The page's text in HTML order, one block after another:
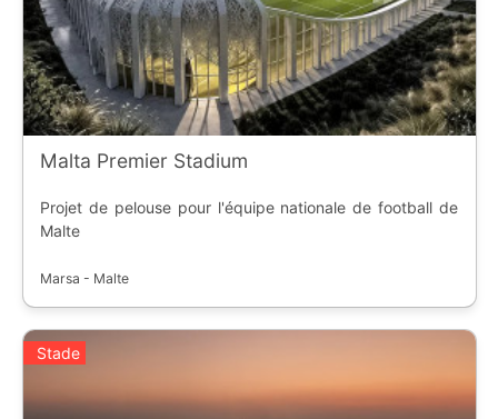
Malta Premier Stadium
Projet de pelouse pour l'équipe nationale de football de
Malte
Marsa - Malte
Stade